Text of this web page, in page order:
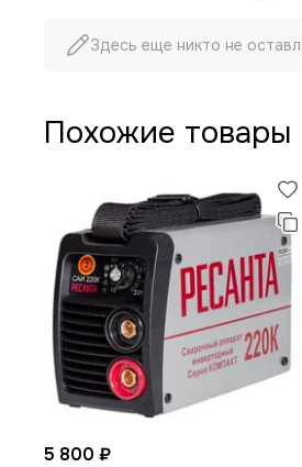
Здесь еще никто не
Похожие товары
5 800 ₽